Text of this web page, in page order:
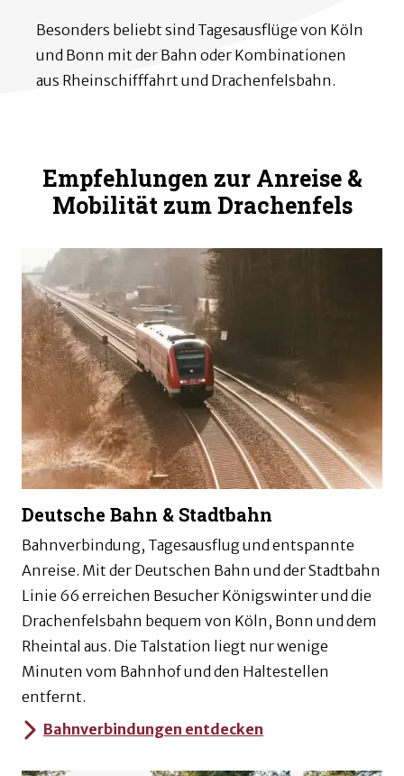
Besonders beliebt sind Tagesausflüge von Köln
und Bonn mit der Bahn oder Kombinationen
aus Rheinschifffahrt und Drachenfelsbahn.
Empfehlungen zur Anreise &
Mobilität zum Drachenfels
Deutsche Bahn & Stadtbahn
Bahnverbindung, Tagesausflug und entspannte
Anreise. Mit der Deutschen Bahn und der Stadtbahn
Linie 66 erreichen Besucher Königswinter und die
Drachenfelsbahn bequem von Köln, Bonn und dem
Rheintal aus. Die Talstation liegt nur wenige
Minuten vom Bahnhof und den Haltestellen
entfernt.
Bahnverbindungen entdecken